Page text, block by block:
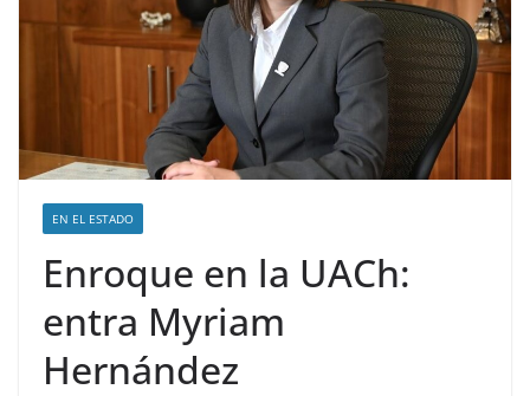
EN EL ESTADO
Enroque en la UACh:
entra Myriam
Hernández